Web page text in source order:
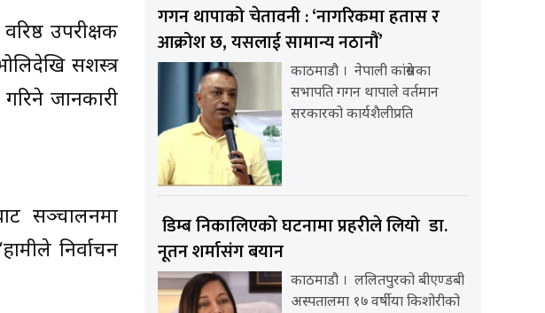
उपरीक्षक
सशस्त्र
गरिने जानकारी
सञ्चालनमा
निर्वाचन
गगन थापाको चेतावनी : ‘नागरिकमा हतास र
आक्रोश छ, यसलाई सामान्य नठानौं’
काठमाडौ । नेपाली कांग्रेसका
सभापति गगन थापाले वर्तमान
सरकारको कार्यशैलीप्रति
डिम्ब निकालिएको घटनामा प्रहरीले लियो डा.
नूतन शर्मासंग बयान
काठमाडौ । ललितपुरको बीएण्डबी
अस्पतालमा १७ वर्षीया किशोरीको